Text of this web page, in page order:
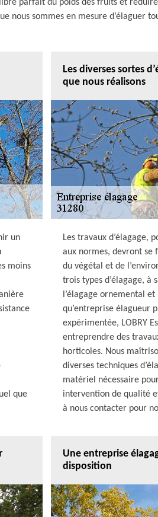
parfait du poids des fruits et
nous sommes en mesure d’élaguer
un
moins
que
Les diverses sortes
que nous réalisons
Les travaux d’élagage,
aux normes, devront se
du végétal et de
trois types d’élagage, à
l’élagage ornemental
qu’entreprise élagueur
expérimentée, LOBRY
entreprendre des
horticoles. Nous
diverses techniques
matériel nécessaire
intervention de qualité
à nous contacter pour
Une entreprise
disposition